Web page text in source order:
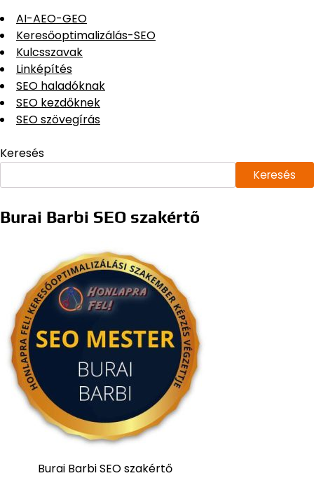
AI-AEO-GEO
Keresőoptimalizálás-SEO
Kulcsszavak
Linképítés
SEO haladóknak
SEO kezdőknek
SEO szövegírás
Keresés
Keresés
Burai Barbi SEO szakértő
Burai Barbi SEO szakértő